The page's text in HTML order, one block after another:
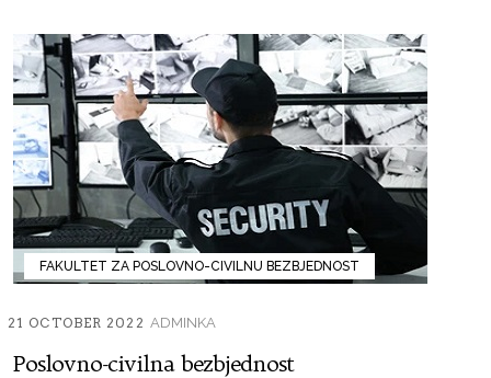
Poslovno-civilna bezbjednost
21 OCTOBER 2022
FAKULTET ZA POSLOVNO-CIVILNU BEZBJEDNOST
ADMINKA